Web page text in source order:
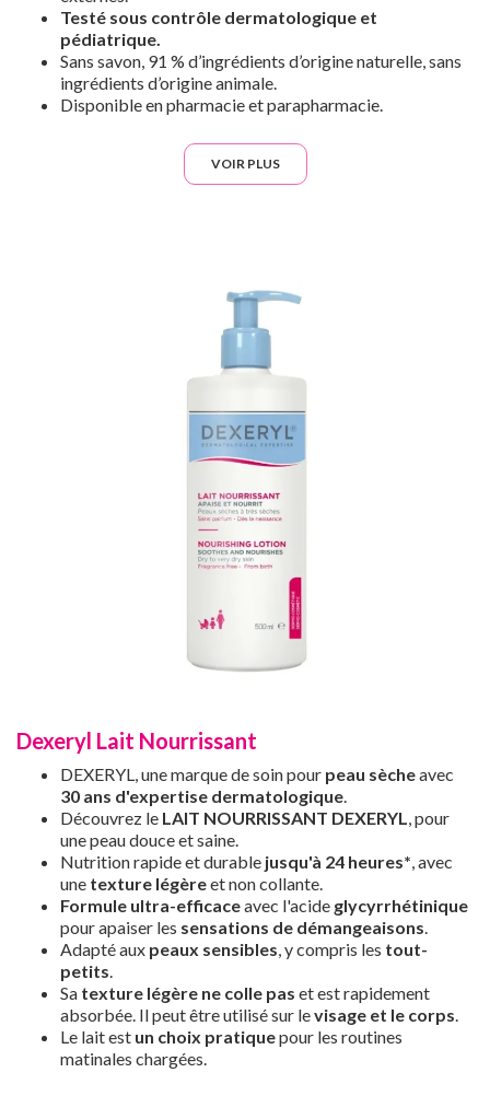
Testé sous contrôle dermatologique et
pédiatrique.
Sans savon, 91 % d’ingrédients d’origine naturelle, sans
ingrédients d’origine animale.
Disponible en pharmacie et parapharmacie.
VOIR PLUS
Dexeryl Lait Nourrissant
DEXERYL, une marque de soin pour peau sècheavec
30 ans d'expertise dermatologique.
Découvrez le LAIT NOURRISSANT DEXERYL, pour
une peau douce et saine.
Nutrition rapide et durable jusqu'à 24 heures*, avec
une texture légèreet non collante.
Formule ultra-efficaceavec l'acide glycyrrhétinique
pour apaiser les sensations de démangeaisons.
Adapté aux peaux sensibles, y compris les tout-
petits.
Sa texture légère ne colle pas et est rapidement
absorbée. Il peut être utilisé sur levisage et le corps.
Le lait est un choix pratiquepour les routines
matinales chargées.